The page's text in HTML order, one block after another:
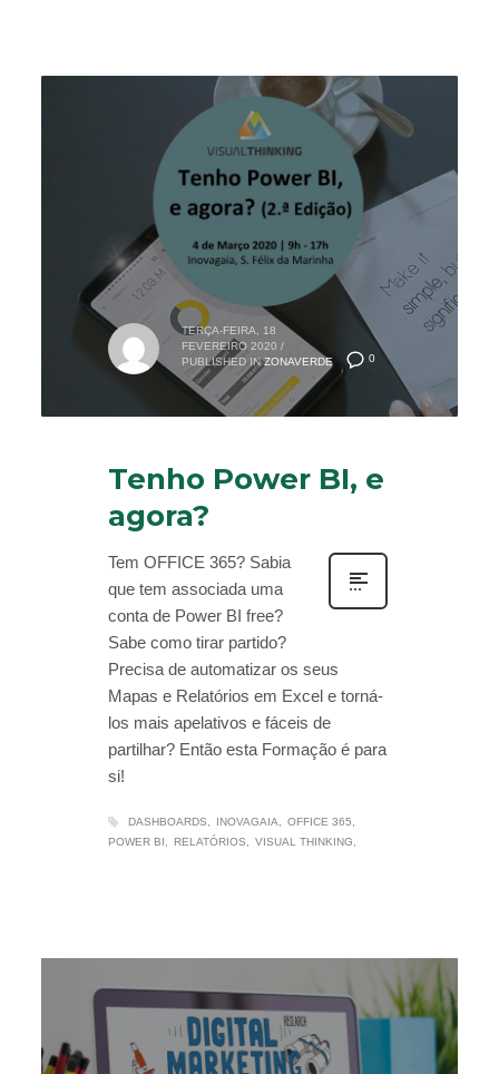
0
TERÇA-FEIRA, 18
FEVEREIRO 2020 /
PUBLISHED IN ZONAVERDE
Tenho Power BI, e
agora?
Tem OFFICE 365? Sabia
que tem associada uma
conta de Power BI free?
Sabe como tirar partido?
Precisa de automatizar os seus
Mapas e Relatórios em Excel e torná-
los mais apelativos e fáceis de
partilhar? Então esta Formação é para
si!
DASHBOARDS INOVAGAIA
OFFICE 365
POWER BI
RELATÓRIOS VISUAL THINKING